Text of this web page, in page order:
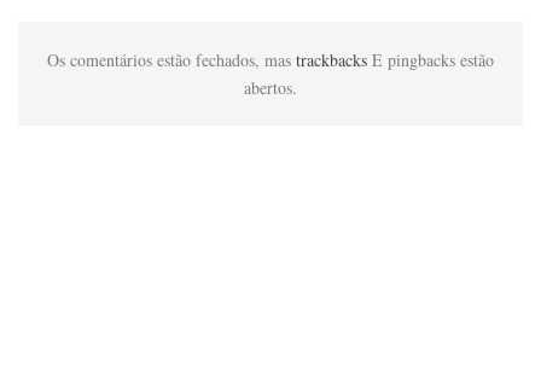
Os comentários estão fechados, mas trackbacks E pingbacks estão
abertos.